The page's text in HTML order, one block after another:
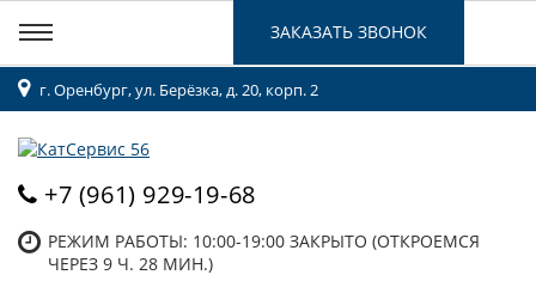
г. Оренбург, ул. Берёзка, д. 20, корп. 2
+7 (961) 929-19-68
РЕЖИМ РАБОТЫ: 10:00-19:00 ЗАКРЫТО (ОТКРОЕМСЯ
ЧЕРЕЗ 9 Ч. 28 МИН.)
ЗАКАЗАТЬ ЗВОНОК